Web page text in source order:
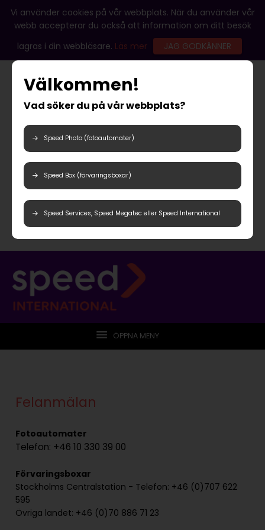
Vi använder cookies på vår webbplats. När du använder vår
webb accepterar du också att information om ditt besök
lagras i din webbläsare. Läs mer JAG GODKÄNNER
Välkommen!
Vad söker du på vår webbplats?
Speed Photo (fotoautomater)
Speed Box (förvaringsboxar)
Speed Services, Speed Megatec eller Speed International
ÖPPNA MENY
Felanmälan
Fotoautomater
Telefon: +46 10 330 39 00
Förvaringsboxar
Stockholms Centralstation - Telefon: +46 (0)707 622
595
Övriga landet: +46 (0)70 886 71 23